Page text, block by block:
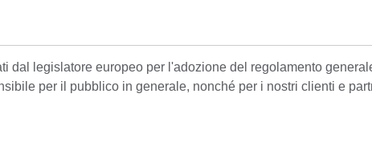
legislatore europeo per l'adozione del regolamento
per il pubblico in generale, nonché per i nostri clienti e